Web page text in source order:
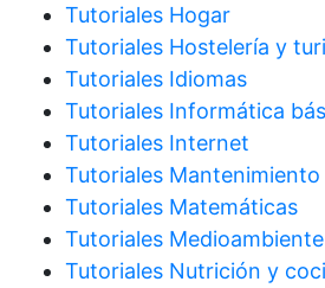
Tutoriales Hogar
Tutoriales Hostelería y
Tutoriales Idiomas
Tutoriales Informática
Tutoriales Internet
Tutoriales
Tutoriales Matemáticas
Tutoriales Medioambiente
Tutoriales Nutrición y